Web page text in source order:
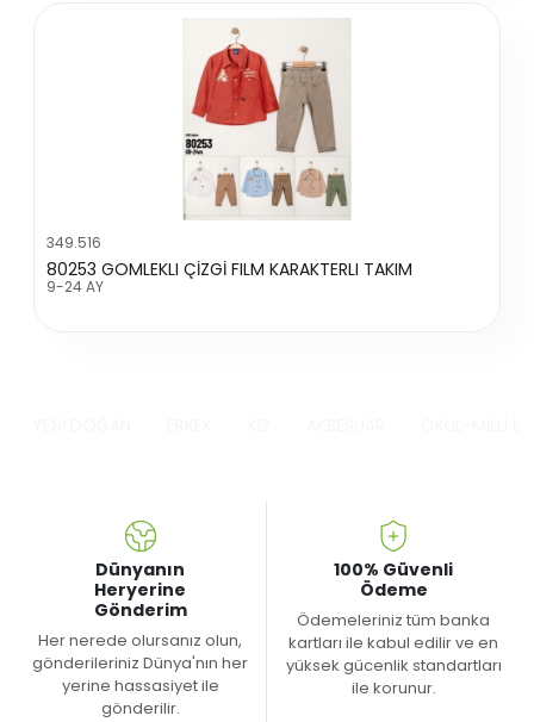
349.516
80253 GOMLEKLI ÇİZGİ FILM KARAKTERLI TAKIM
9-24 AY
Dünyanın
Heryerine
Gönderim
Her nerede olursanız olun,
gönderileriniz Dünya'nın her
yerine hassasiyet ile
gönderilir.
100% Güvenli
Ödeme
Ödemeleriniz tüm banka
kartları ile kabul edilir ve en
yüksek gücenlik standartları
ile korunur.